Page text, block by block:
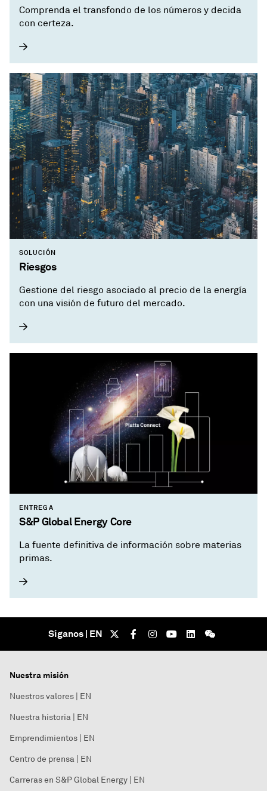
Comprenda el transfondo de los números y decida
con certeza.
SOLUCIÓN
Riesgos
Gestione del riesgo asociado al precio de la energía
con una visión de futuro del mercado.
ENTREGA
S&P Global Energy Core
La fuente definitiva de información sobre materias
primas.
Síganos | EN
Nuestra misión
Nuestros valores | EN
Nuestra historia | EN
Emprendimientos | EN
Centro de prensa | EN
Carreras en S&P Global Energy | EN